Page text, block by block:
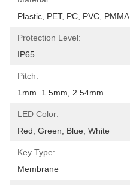
Plastic, PET, PC, PVC, PMMA
Protection Level:
IP65
Pitch:
1mm. 1.5mm, 2.54mm
LED Color:
Red, Green, Blue, White
Key Type:
Membrane